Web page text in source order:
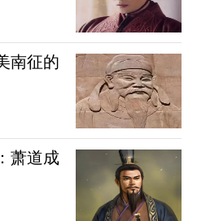
南征的
萧道成